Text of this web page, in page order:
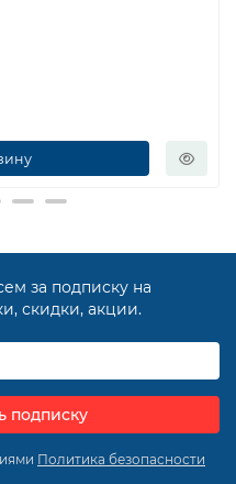
за подписку на
скидки, акции.
подписку
Политика безопасности